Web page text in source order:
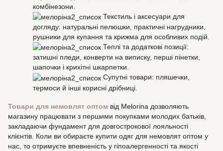
комбінезони.
Текстиль і аксесуари для
догляду: натуральні пелюшки, практичні нагрудники,
рушники для купання та крижма для особливих подій.
Теплі та додаткові позиції:
затишні пледи, конверти на виписку, перші пінетки,
шапочки і крихітні шкарпетки.
Супутні товари: пляшечки,
термоси й інші корисні дрібниці.
Товари для немовлят оптом від Melorina дозволяють
магазину працювати з першими покупками молодих батьків,
закладаючи фундамент для довгострокової лояльності
клієнтів. Коли ви обираєте купити одяг для немовлят оптом у
нас, то отримуєте впевненість у гіпоалергенності та якості